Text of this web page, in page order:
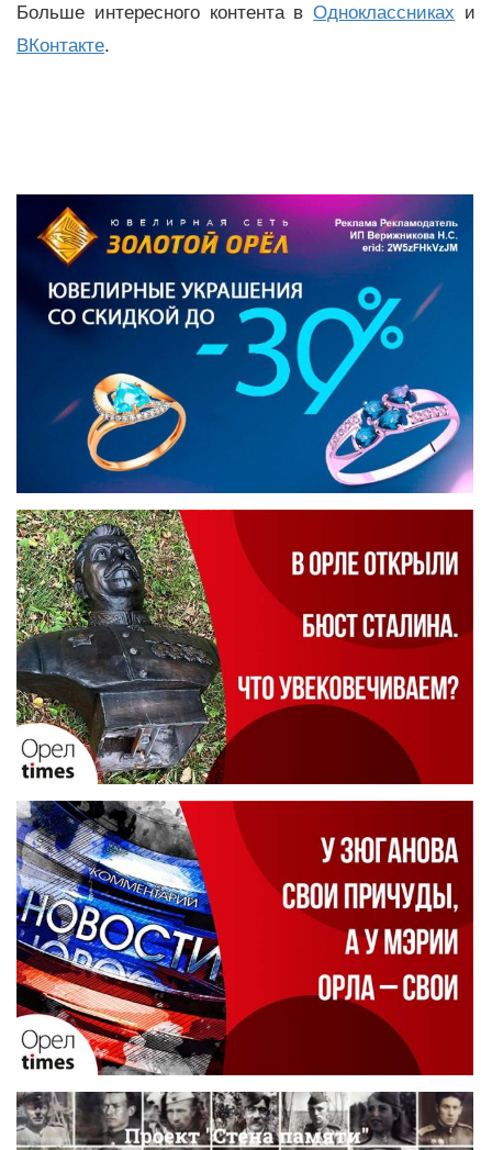
Больше интересного контента вОдноклассниках и
ВКонтакте.